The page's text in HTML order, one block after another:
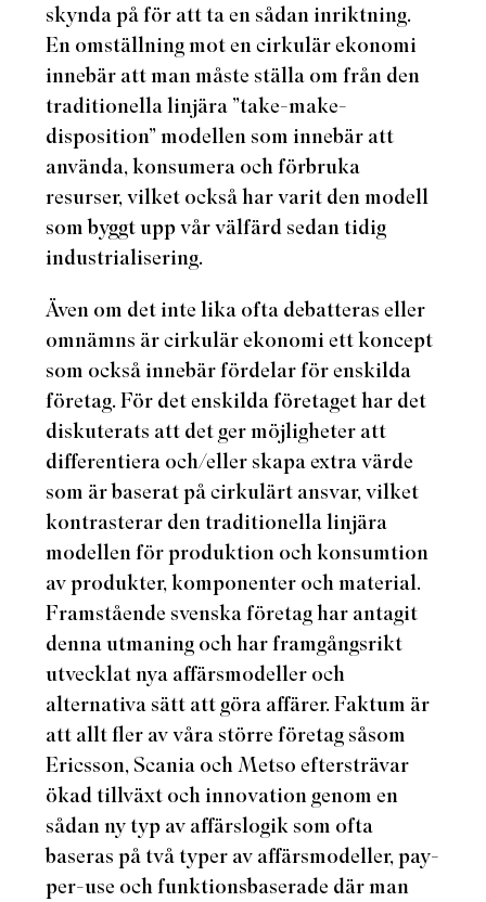
skynda på för att ta en sådan inriktning.
En omställning mot en cirkulär ekonomi
innebär att man måste ställa om från den
traditionella linjära ”take-make-
disposition” modellen som innebär att
använda, konsumera och förbruka
resurser, vilket också har varit den modell
som byggt upp vår välfärd sedan tidig
industrialisering.
Även om det inte lika ofta debatteras eller
omnämns är cirkulär ekonomi ett koncept
som också innebär fördelar för enskilda
företag. För det enskilda företaget har det
diskuterats att det ger möjligheter att
differentiera och/eller skapa extra värde
som är baserat på cirkulärt ansvar, vilket
kontrasterar den traditionella linjära
modellen för produktion och konsumtion
av produkter, komponenter och material.
Framstående svenska företag har antagit
denna utmaning och har framgångsrikt
utvecklat nya affärsmodeller och
alternativa sätt att göra affärer. Faktum är
att allt fler av våra större företag såsom
Ericsson, Scania och Metso eftersträvar
ökad tillväxt och innovation genom en
sådan ny typ av affärslogik som ofta
baseras på två typer av affärsmodeller, pay-
per-use och funktionsbaserade där man